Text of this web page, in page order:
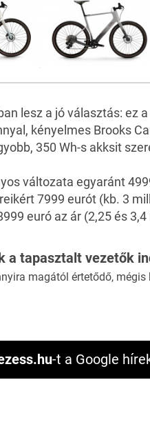
lesz a jó választás: ez
kényelmes Brooks
350 Wh-s akksit
változata egyaránt
7999 eurót (kb. 3
euró az ár (2,25 és 3,4
a tapasztalt vezetők
magától értetődő, mégis
-t a Google